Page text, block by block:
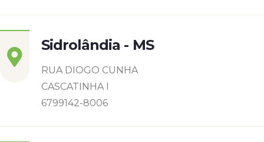
Sidrolândia - MS
RUA DIOGO CUNHA
CASCATINHA I
6799142-8006